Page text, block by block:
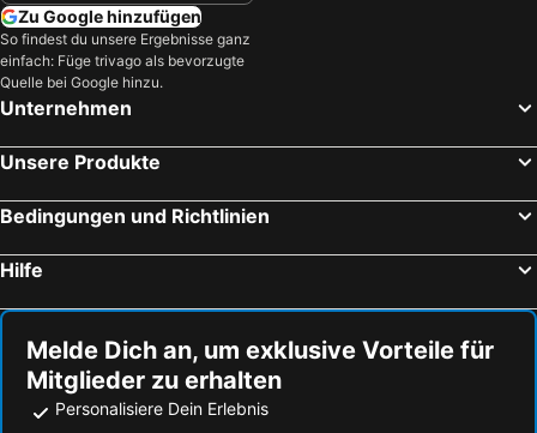
Zu Google hinzufügen
So findest du unsere Ergebnisse ganz
einfach: Füge trivago als bevorzugte
Quelle bei Google hinzu.
Unternehmen
Unsere Produkte
Bedingungen und Richtlinien
Hilfe
Melde Dich an, um exklusive Vorteile für
Mitglieder zu erhalten
Personalisiere Dein Erlebnis